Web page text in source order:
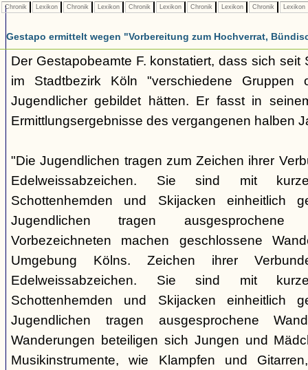
Chronik Lexikon Chronik Lexikon Chronik Lexikon Chronik Lexikon Chronik Lexikon
Gestapo ermittelt wegen "Vorbereitung zum Hochverrat,
Der Gestapobeamte F. konstatiert, dass sich seit
im Stadtbezirk Köln "verschiedene Gruppen
Jugendlicher gebildet hätten. Er fasst in
Ermittlungsergebnisse des vergangenen halben
"Die Jugendlichen tragen zum Zeichen ihrer
Edelweissabzeichen. Sie sind mit
Schottenhemden und Skijacken einheitlich
Jugendlichen tragen ausgesprochene
Vorbezeichneten machen geschlossene
Umgebung Kölns. Zeichen ihrer
Edelweissabzeichen. Sie sind mit
Schottenhemden und Skijacken einheitlich
Jugendlichen tragen ausgesprochene
Wanderungen beteiligen sich Jungen und
Musikinstrumente, wie Klampfen und